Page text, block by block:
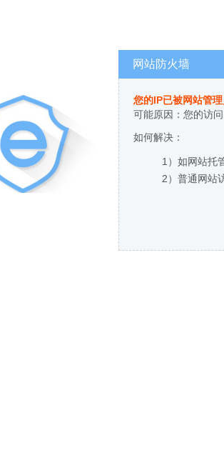
网站防火墙
您的IP已被网站管
可能原因：您的访
如何解决：
1）如网站托
2）普通网站